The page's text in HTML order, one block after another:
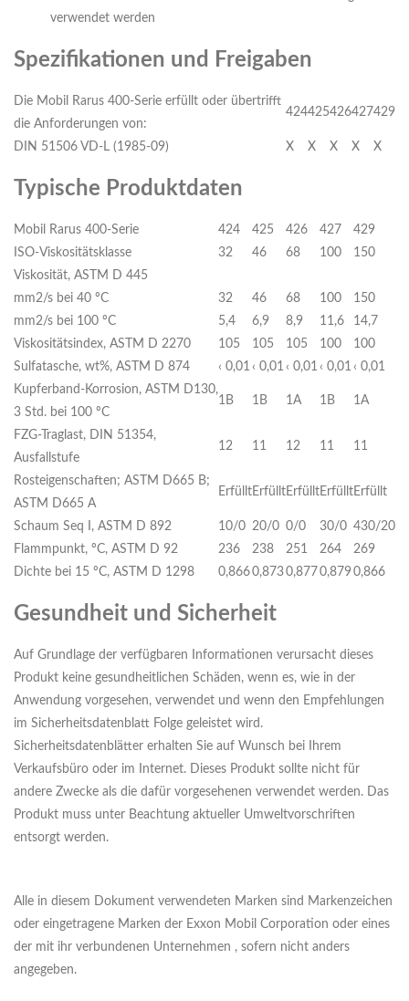
verwendet werden
Spezifikationen und Freigaben
Die Mobil Rarus 400-Serie erfüllt oder übertrifft
die Anforderungen von:
424425426427429
DIN 51506 VD-L (1985-09) X X X X X
Typische Produktdaten
Mobil Rarus 400-Serie 424 425 426 427
429
ISO-Viskositätsklasse
32 46 68 100
150
Viskosität, ASTM D 445
mm2/s bei 40 ºC
32 46 68 100
150
mm2/s bei 100 ºC
5,4 6,9 8,9 11,6
14,7
Viskositätsindex, ASTM D 2270
105 105 105 100
100
Sulfatasche, wt%, ASTM D 874
‹ 0,01 ‹ 0,01 ‹ 0,01 ‹ 0,01 ‹ 0,01
Kupferband-Korrosion, ASTM D130,
3 Std. bei 100 ºC
1B 1B 1A 1B 1A
FZG-Traglast, DIN 51354,
Ausfallstufe
12 11 12 11 11
Rosteigenschaften; ASTM D665 B;
ASTM D665 A
ErfülltErfülltErfülltErfülltErfüllt
Schaum Seq I, ASTM D 892 10/0 20/0 0/0 30/0 430/20
Flammpunkt, ºC, ASTM D 92
236 238 251 264
269
Dichte bei 15 ºC, ASTM D 1298
0,8660,8730,877 0,8790,866
Gesundheit und Sicherheit
Auf Grundlage der verfügbaren Informationen verursacht dieses
Produkt keine gesundheitlichen Schäden, wenn es, wie in der
Anwendung vorgesehen, verwendet und wenn den Empfehlungen
im Sicherheitsdatenblatt Folge geleistet wird.
Sicherheitsdatenblätter erhalten Sie auf Wunsch bei Ihrem
Verkaufsbüro oder im Internet. Dieses Produkt sollte nicht für
andere Zwecke als die dafür vorgesehenen verwendet werden. Das
Produkt muss unter Beachtung aktueller Umweltvorschriften
entsorgt werden.
Alle in diesem Dokument verwendeten Marken sind Markenzeichen
oder eingetragene Marken der Exxon Mobil Corporation oder eines
der mit ihr verbundenen Unternehmen , sofern nicht anders
angegeben.